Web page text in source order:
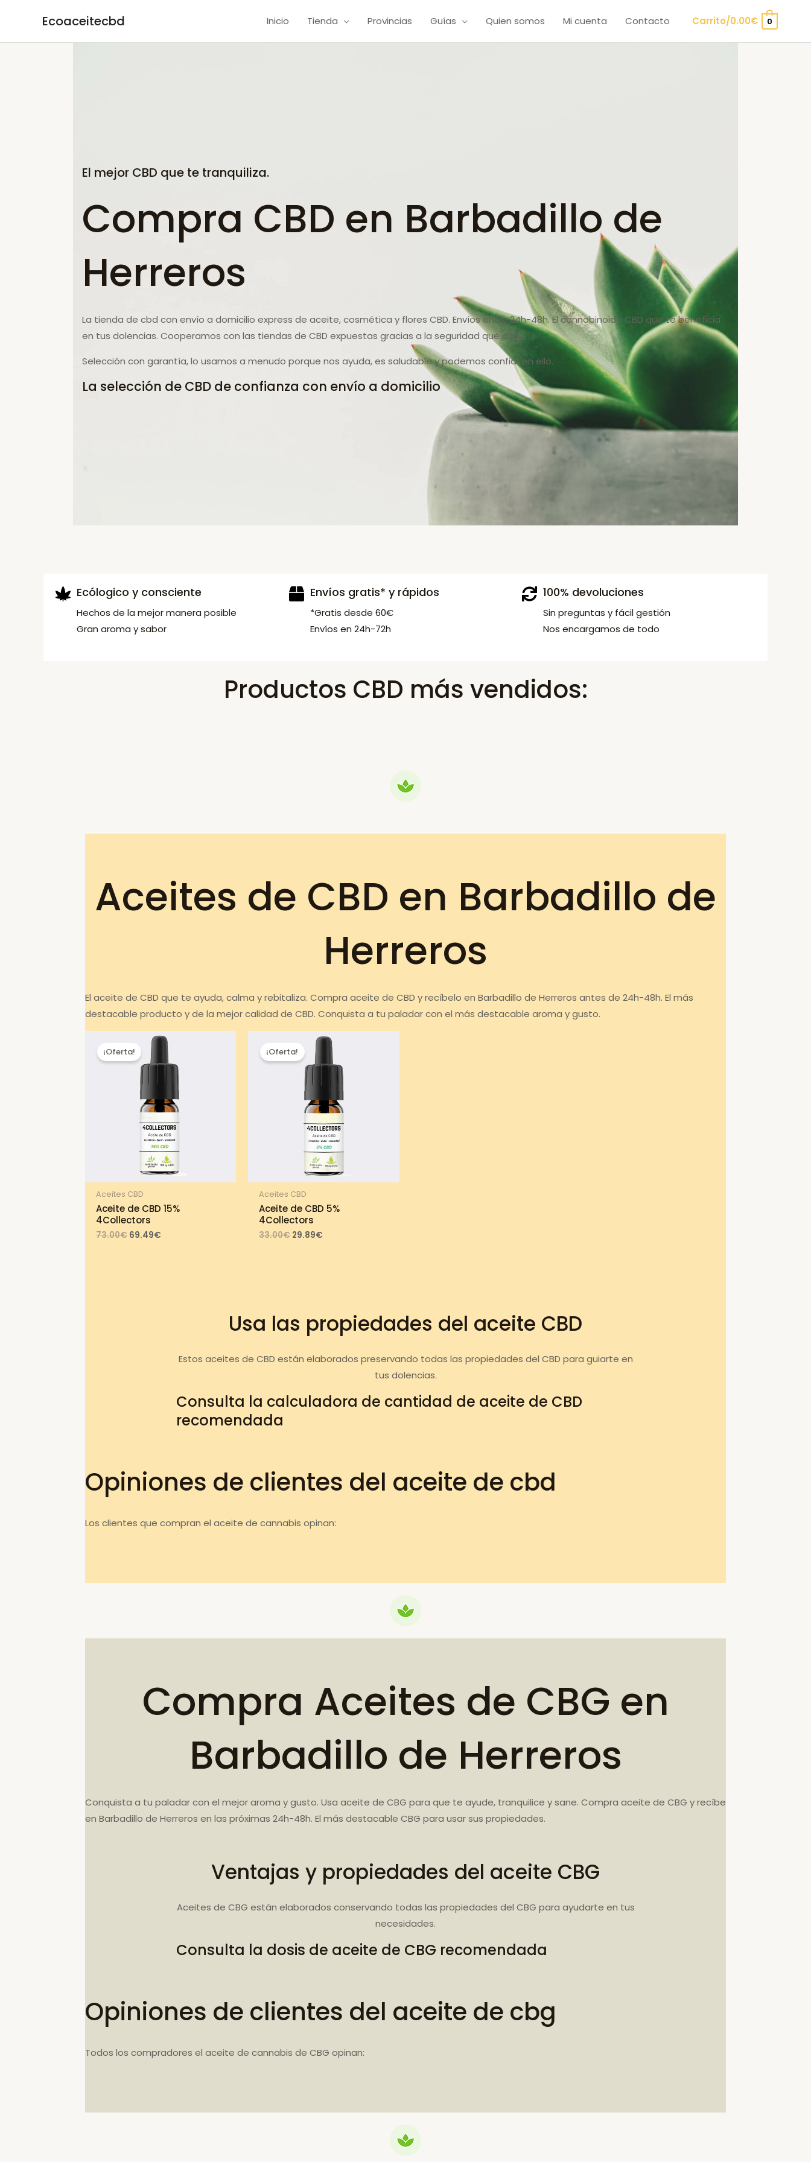
contenido
Ecoaceitecbd Inicio Tienda Provincias Guías Quien somos Mi cuenta Contacto Carrito/0.00€ 0
El mejor CBD que te tranquiliza.
Compra CBD en Barbadillo de
Herreros
La tienda de cbd con envío a domicilio express de aceite, cosmética y flores CBD. Envíos entre 24h-48h. El cannabinoide CBD que te beneficia
en tus dolencias. Cooperamos con las tiendas de CBD expuestas gracias a la seguridad que dan.
Selección con garantía, lo usamos a menudo porque nos ayuda, es saludable y podemos confiar en ello.
La selección de CBD de confianza con envío a domicilio
Ecólogico y consciente
Hechos de la mejor manera posible
Gran aroma y sabor
Envíos gratis* y rápidos
*Gratis desde 60€
Envíos en 24h-72h
100% devoluciones
Sin preguntas y fácil gestión
Nos encargamos de todo
Productos CBD más vendidos:
Aceites de CBD en Barbadillo de
Herreros
El aceite de CBD que te ayuda, calma y rebitaliza. Compra aceite de CBD y recíbelo en Barbadillo de Herreros antes de 24h-48h. El más
destacable producto y de la mejor calidad de CBD. Conquista a tu paladar con el más destacable aroma y gusto.
¡Oferta!
Aceites CBD
Aceite de CBD 15%
4Collectors
73.00€ Original
69.49€Current
¡Oferta!
Aceites CBD
Aceite de CBD 5%
4Collectors
33.00€Original
29.89€
Usa las propiedades del aceite CBD
Estos aceites de CBD están elaborados preservando todas las propiedades del CBD para guiarte en
tus dolencias.
Consulta la calculadora de cantidad de aceite de CBD
recomendada
Opiniones de clientes del aceite de cbd
Los clientes que compran el aceite de cannabis opinan:
Compra Aceites de CBG en
Barbadillo de Herreros
Conquista a tu paladar con el mejor aroma y gusto. Usa aceite de CBG para que te ayude, tranquilice y sane. Compra aceite de CBG y recíbe
en Barbadillo de Herreros en las próximas 24h-48h. El más destacable CBG para usar sus propiedades.
Ventajas y propiedades del aceite CBG
Aceites de CBG están elaborados conservando todas las propiedades del CBG para ayudarte en tus
necesidades.
Consulta la dosis de aceite de CBG recomendada
Opiniones de clientes del aceite de cbg
Todos los compradores el aceite de cannabis de CBG opinan: